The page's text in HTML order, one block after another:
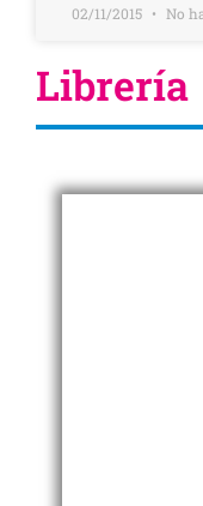
02/11/2015 No
Librería